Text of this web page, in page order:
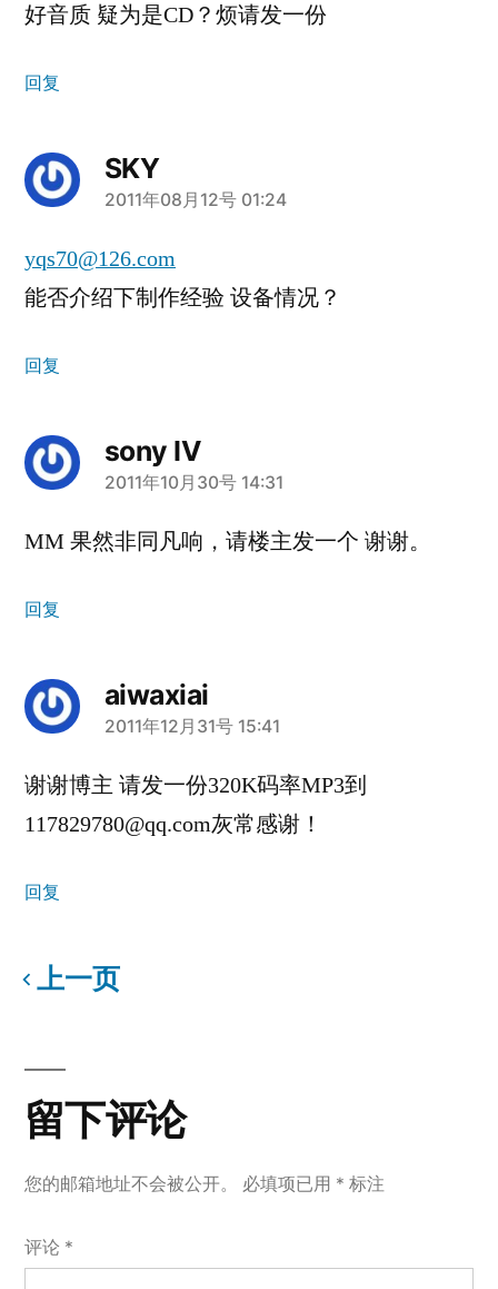
好音质 疑为是CD？烦请发一份
回复
SKY
说：
2011年08月12号 01:24
yqs70@126.com
能否介绍下制作经验 设备情况？
回复
sony IV
说：
2011年10月30号 14:31
MM 果然非同凡响，请楼主发一个 谢谢。
回复
aiwaxiai
说：
2011年12月31号 15:41
谢谢博主 请发一份320K码率MP3到
117829780@qq.com灰常感谢！
回复
论
导
航
上一页
留
下
评
论
您的邮箱地址不会被公开。 必填项已用 * 标注
评论 *
留下评论